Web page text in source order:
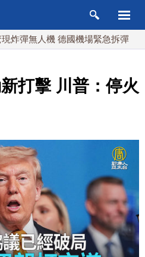
無人機 德國機場緊急拆彈
打擊 川普：停火